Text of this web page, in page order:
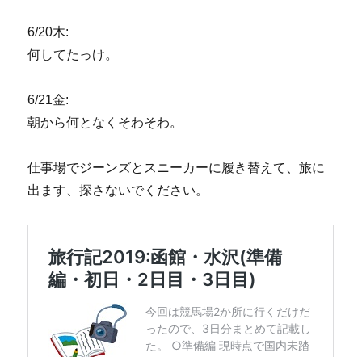
6/20木:
何してたっけ。
6/21金:
朝から何となくそわそわ。
仕事場でジーンズとスニーカーに履き替えて、旅に
出ます、探さないでください。